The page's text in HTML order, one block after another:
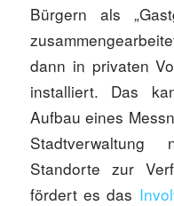
Bürgern als
dann in privaten
installiert. Das
Aufbau eines
Standorte zur
fördert es das